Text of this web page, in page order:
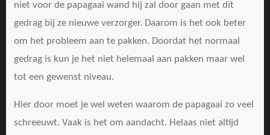
niet voor de papagaai wand hij zal door gaan met dit
gedrag bij ze nieuwe verzorger. Daarom is het ook beter
om het probleem aan te pakken. Doordat het normaal
gedrag is kun je het niet helemaal aan pakken maar wel
tot een gewenst niveau.
Hier door moet je wel weten waarom de papagaai zo veel
schreeuwt. Vaak is het om aandacht. Helaas niet altijd